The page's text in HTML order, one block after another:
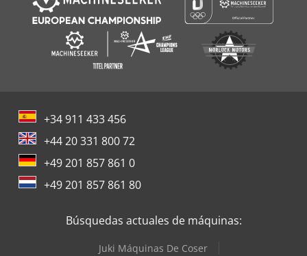
+34 911 433 456
+44 20 331 800 72
+49 201 857 861 0
+49 201 857 861 80
Búsquedas actuales de máquinas:
Juki Máquinas De Coser